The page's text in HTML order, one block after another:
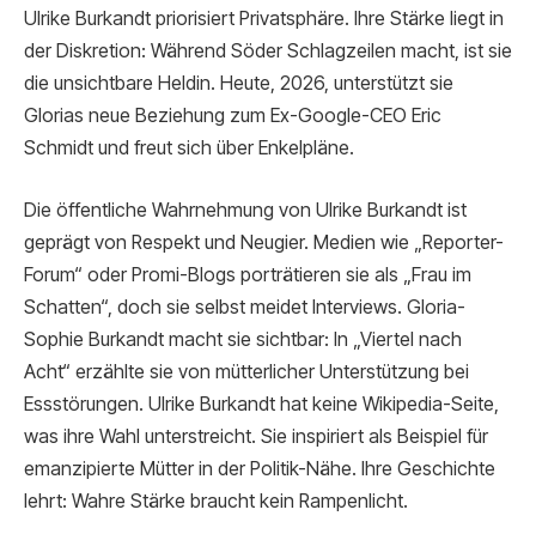
Ulrike Burkandt priorisiert Privatsphäre. Ihre Stärke liegt in
der Diskretion: Während Söder Schlagzeilen macht, ist sie
die unsichtbare Heldin. Heute, 2026, unterstützt sie
Glorias neue Beziehung zum Ex-Google-CEO Eric
Schmidt und freut sich über Enkelpläne.
Die öffentliche Wahrnehmung von Ulrike Burkandt ist
geprägt von Respekt und Neugier. Medien wie „Reporter-
Forum“ oder Promi-Blogs porträtieren sie als „Frau im
Schatten“, doch sie selbst meidet Interviews. Gloria-
Sophie Burkandt macht sie sichtbar: In „Viertel nach
Acht“ erzählte sie von mütterlicher Unterstützung bei
Essstörungen. Ulrike Burkandt hat keine Wikipedia-Seite,
was ihre Wahl unterstreicht. Sie inspiriert als Beispiel für
emanzipierte Mütter in der Politik-Nähe. Ihre Geschichte
lehrt: Wahre Stärke braucht kein Rampenlicht.